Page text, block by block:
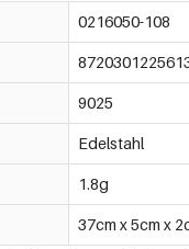
0216050-108
9025
Edelstahl
1.8g
37cm x 5cm x